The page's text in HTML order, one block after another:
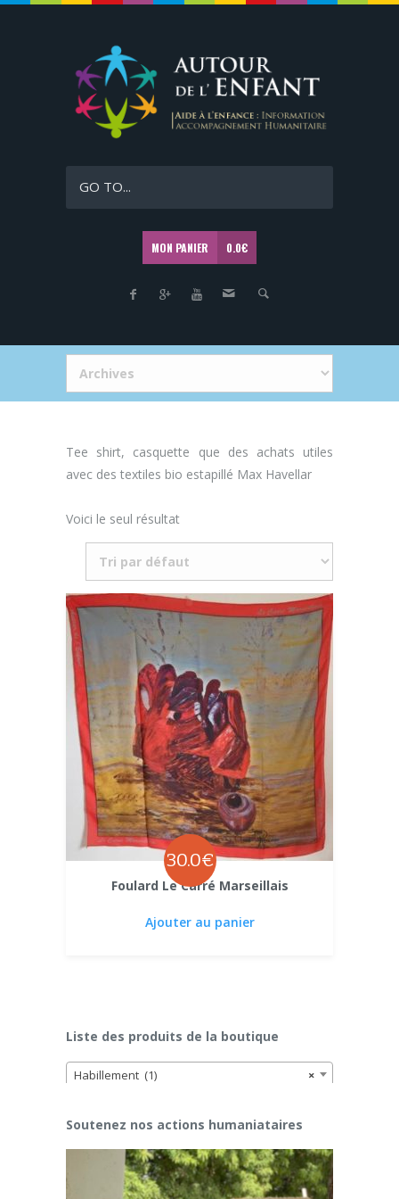
GO TO...
MON PANIER 0.0€
Tee shirt, casquette que des achats utiles
avec des textiles bio estapillé Max Havellar
Voici le seul résultat
Foulard Le Carré Marseillais
30.0€
Ajouter au panier
Liste des produits de la boutique
×
Habillement (1)
Soutenez nos actions humaniataires